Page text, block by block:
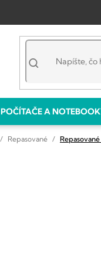
POČÍTAČE A
Repasované